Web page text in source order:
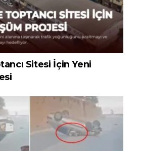
Sitesi İçin Yeni